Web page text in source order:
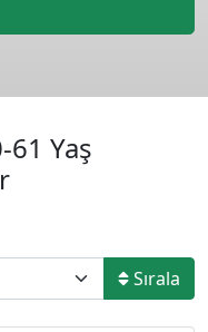
61 Yaş
Sırala